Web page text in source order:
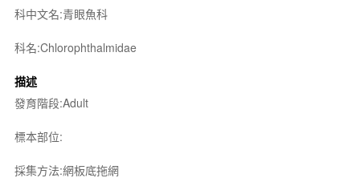
科中文名:青眼魚科
科名:Chlorophthalmidae
描述
發育階段:Adult
標本部位:
採集方法:網板底拖網